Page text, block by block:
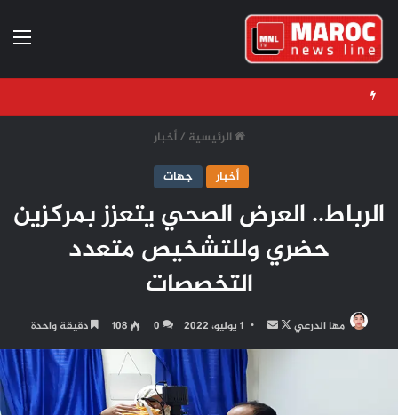
الرئيسية / أخبار
أخبار
جهات
الرباط.. العرض الصحي يتعزز بمركزين
حضري وللتشخيص متعدد
التخصصات
مها الدرعي
تابع
على
أرسل
بريدا
إلكترونيا
1 يوليو، 2022 0
108 دقيقة واحدة